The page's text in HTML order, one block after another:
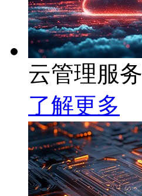
云管理服务
了解更多